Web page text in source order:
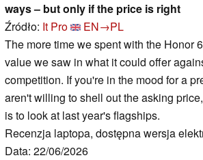
ways – but only if the price is right
Źródło: It Pro
EN→PL
The more time we spent with the Honor
value we saw in what it could offer
competition. If you're in the mood for a
aren't willing to shell out the asking
is to look at last year's flagships.
Recenzja laptopa, dostępna wersja
Data: 22/06/2026